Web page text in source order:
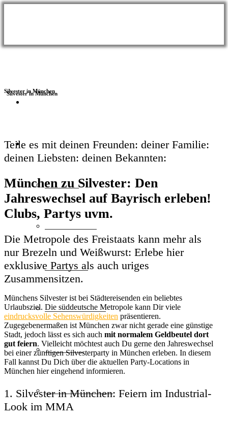
Themen
Wellness
Städtereise
Familienurlaub
Skiurlaub
Freizeit & Action
Silvester in München
Teile es mit deinen Freunden: deiner Familie:
deinen Liebsten: deinen Bekannten:
München zu Silvester: Den
Jahreswechsel auf Bayrisch erleben!
Clubs, Partys uvm.
Die Metropole des Freistaats kann mehr als
nur Brezeln und Weißwurst: Erlebe hier
exklusive Partys als auch uriges
Zusammensitzen.
Münchens Silvester ist bei Städtereisenden ein beliebtes
Urlaubsziel. Die süddeutsche Metropole kann Dir viele
eindrucksvolle Sehenswürdigkeiten präsentieren.
Zugegebenermaßen ist München zwar nicht gerade eine günstige
Stadt, jedoch lässt es sich auch mit normalem Geldbeutel dort
gut feiern. Vielleicht möchtest auch Du gerne den Jahreswechsel
bei einer zünftigen Silvesterparty in München erleben. In diesem
Fall kannst Du Dich über die aktuellen Party-Locations in
München hier eingehend informieren.
1. Silvester in München: Feiern im Industrial-
Look im MMA